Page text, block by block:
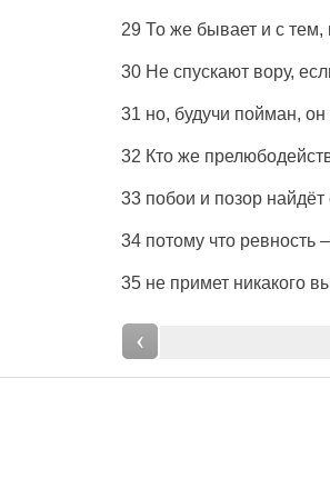
29 То же бывает и с тем,
30 Не спускают вору,
31 но, будучи пойман,
32 Кто же
33 побои и позор найдёт
34 потому что ревность
35 не примет никакого
‹